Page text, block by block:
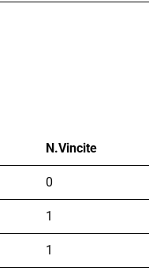
N.Vincite
0
1
1